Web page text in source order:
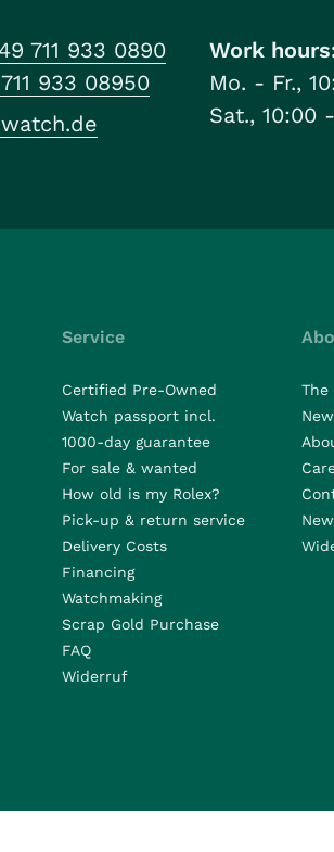
711 933 0890
933 08950
Work
Mo. - Fr.,
Sat., 10:00
Service
Certified Pre-Owned
Watch passport incl.
1000-day guarantee
For sale & wanted
How old is my Rolex?
Pick-up & return service
Delivery Costs
Financing
Watchmaking
Scrap Gold Purchase
FAQ
Widerruf
The